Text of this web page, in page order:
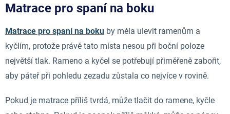
Matrace pro spaní na boku
Matrace pro spaní na boku by měla ulevit ramenům a
kyčlím, protože právě tato místa nesou při boční poloze
největší tlak. Rameno a kyčel se potřebují přiměřeně zabořit,
aby páteř při pohledu zezadu zůstala co nejvíce v rovině.
Pokud je matrace příliš tvrdá, může tlačit do ramene, kyčle